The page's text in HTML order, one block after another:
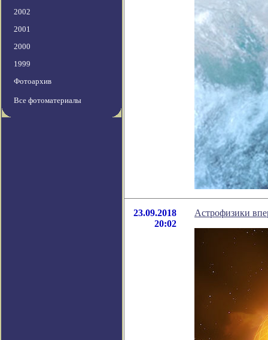
2002
2001
2000
1999
Фотоархив
Все фотоматериалы
23.09.2018
20:02
Астрофизики